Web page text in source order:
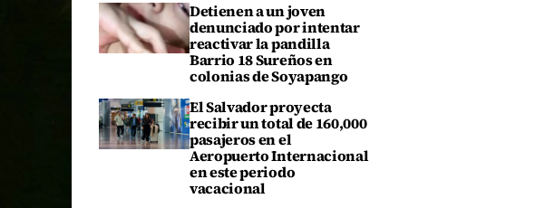
Detienen a un joven
denunciado por intentar
reactivar la pandilla
Barrio 18 Sureños en
colonias de Soyapango
El Salvador proyecta
recibir un total de 160,000
pasajeros en el
Aeropuerto Internacional
en este periodo
vacacional